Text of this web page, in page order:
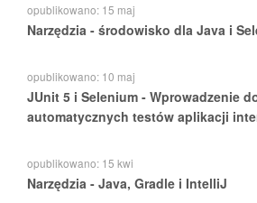
opublikowano: 15 maj
Narzędzia - środowisko dla Java i
opublikowano: 10 maj
JUnit 5 i Selenium - Wprowadzenie
automatycznych testów aplikacji
opublikowano: 15 kwi
Narzędzia - Java, Gradle i IntelliJ